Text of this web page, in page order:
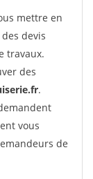
mettre en
devis
travaux.
des
.
vous
de